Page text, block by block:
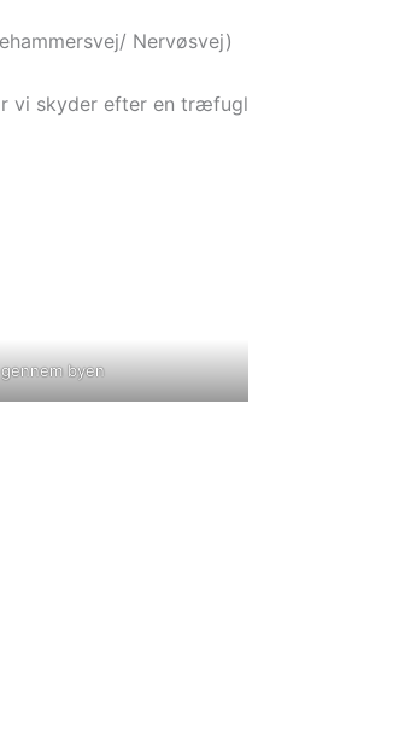
Nervøsvej)
vi skyder efter en træfugl
byen